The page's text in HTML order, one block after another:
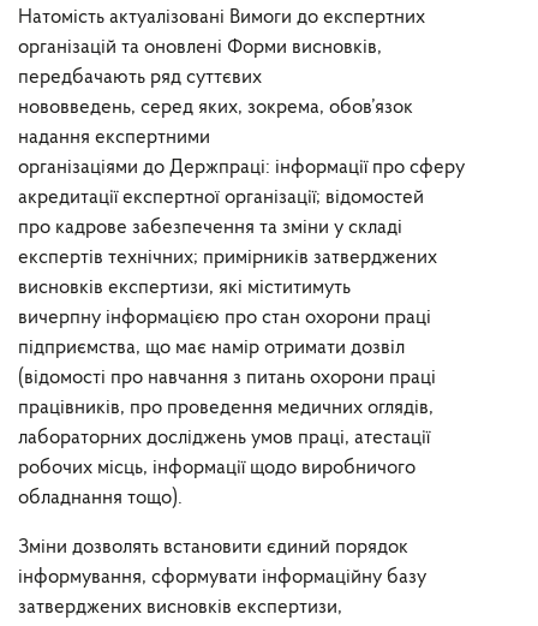
Натомість актуалізовані Вимоги до експертних
організацій та оновлені Форми висновків,
передбачають ряд суттєвих
нововведень, серед яких, зокрема, обов’язок
надання експертними
організаціями до Держпраці: інформації про сферу
акредитаціїекспертної організації; відомостей
про кадрове забезпечення та зміни у складі
експертів технічних; примірників затверджених
висновків експертизи, які міститимуть
вичерпну інформацією про стан охорони праці
підприємства, що має намір отримати дозвіл
(відомості про навчання з питань охорони праці
працівників, про проведення медичних оглядів,
лабораторних досліджень умов праці, атестації
робочих місць, інформації щодо виробничого
обладнання тощо).
Зміни дозволять встановити єдиний порядок
інформування, сформувати інформаційну базу
затверджених висновків експертизи,